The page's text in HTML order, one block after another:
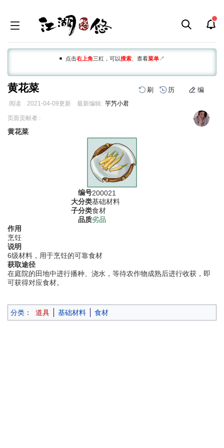
点击右上角三杠，可以搜索 、查看菜单↗
黄花菜 刷 历 编
阅读 2021-04-09更新 最新编辑: 芋艿小君
跳
导
跳
搜
页面贡献者 :
黄花菜
编号200021
大分类基础材料
子分类食材
品质劣品
作用
烹饪
说明
6级材料，用于烹饪的可靠食材
获取途径
在庭院的田地中进行播种、浇水，等待农作物成熟后进行收获，即
可获得对应食材。
分类 ： 道具 基础材料 食材